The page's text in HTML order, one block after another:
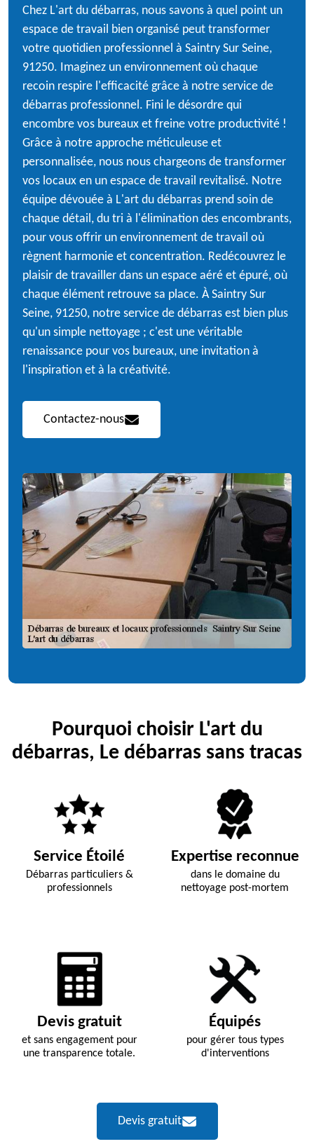
Chez L'art du débarras, nous savons à quel point un
espace de travail bien organisé peut transformer
votre quotidien professionnel à Saintry Sur Seine,
91250. Imaginez un environnement où chaque
recoin respire l'efficacité grâce à notre service de
débarras professionnel. Fini le désordre qui
encombre vos bureaux et freine votre productivité !
Grâce à notre approche méticuleuse et
personnalisée, nous nous chargeons de transformer
vos locaux en un espace de travail revitalisé. Notre
équipe dévouée à L'art du débarras prend soin de
chaque détail, du tri à l'élimination des encombrants,
pour vous offrir un environnement de travail où
règnent harmonie et concentration. Redécouvrez le
plaisir de travailler dans un espace aéré et épuré, où
chaque élément retrouve sa place. À Saintry Sur
Seine, 91250, notre service de débarras est bien plus
qu'un simple nettoyage ; c'est une véritable
renaissance pour vos bureaux, une invitation à
l'inspiration et à la créativité.
Contactez-nous
Pourquoi choisir L'art du
débarras, Le débarras sans tracas
Service Étoilé
Débarras particuliers &
professionnels
Expertise reconnue
dans le domaine du
nettoyage post-mortem
Devis gratuit
et sans engagement pour
une transparence totale.
Équipés
pour gérer tous types
d'interventions
Devis gratuit